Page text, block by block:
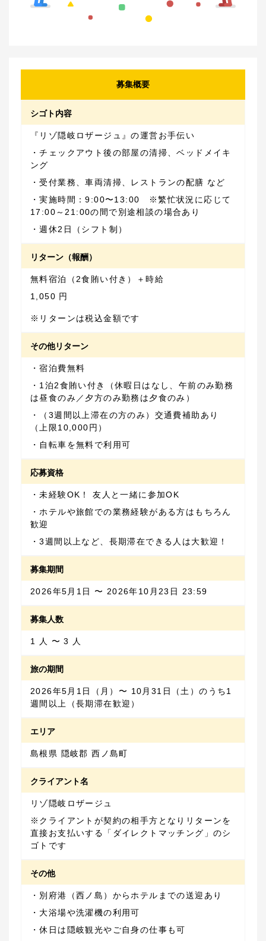
募集概要
シゴト内容
・チェックアウト後の部屋の清掃、ベッドメイキ
・実施時間：9:00〜13:00　※繁忙状況に応じて
・週休2日（シフト制）
リターン（報酬）
無料宿泊（2食賄い付き）＋時給
1,050 円
※リターンは税込金額です
その他リターン
・1泊2食賄い付き（休暇日はなし、午前のみ勤務
・（3週間以上滞在の方のみ）交通費補助あり
・自転車を無料で利用可
応募資格
・ホテルや旅館での業務経験がある方はもちろん
・3週間以上など、長期滞在できる人は大歓迎！
募集期間
2026年5月1日 〜 2026年10月23日 23:59
募集人数
1 人 〜 3 人
旅の期間
2026年5月1日（月）〜 10月31日（土）のうち1
週間以上（長期滞在歓迎）
エリア
島根県 隠岐郡 西ノ島町
クライアント名
リゾ隠岐ロザージュ
※クライアントが契約の相手方となりリターンを
直接お支払いする「ダイレクトマッチング」のシ
ゴトです
その他